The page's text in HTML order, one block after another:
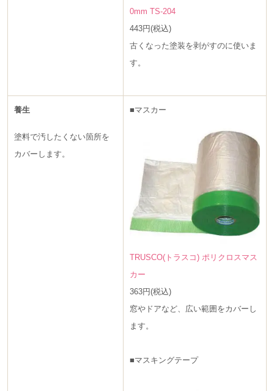
0mm TS-204
443円(税込)
古くなった塗装を剥がすのに使いま
す。
養生
塗料で汚したくない箇所を
カバーします。
■マスカー
TRUSCO(トラスコ) ポリクロスマス
カー
363円(税込)
窓やドアなど、広い範囲をカバーし
ます。
■マスキングテープ